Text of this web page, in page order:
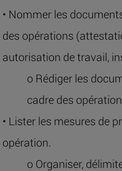
• Nommer les
des opérations
autorisation de travail,
o Rédiger les
cadre des
• Lister les mesures de
opération.
o Organiser,